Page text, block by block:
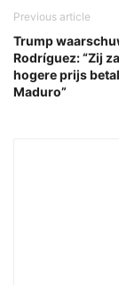
Previous article
Trump
Rodríguez: “Zij
hogere prijs
Maduro”